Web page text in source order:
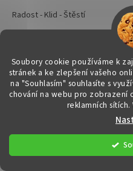
Soubory cookie používáme k
stránek a ke zlepšení vašeho
na "Souhlasím" souhlasíte s
chování na webu pro zobrazení
reklamních
Radost - Klid - Štěstí